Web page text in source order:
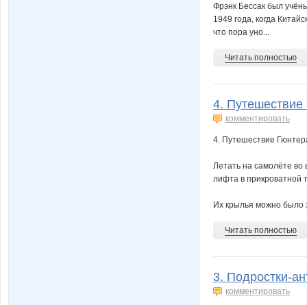
Фрэнк Бессак был
1949 года, когда
что пора уно...
Читать полностью
4.
комментировать
4. Путешествие
Летать на самолёте
лифта в прикроватной
Их крылья можно было
Читать полностью
3. Подростки-
комментировать